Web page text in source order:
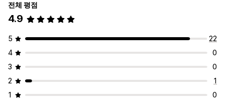
전체 평점
4.9
5
22
4
0
3
0
2
1
1
0